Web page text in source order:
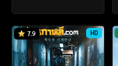
7.9 HD